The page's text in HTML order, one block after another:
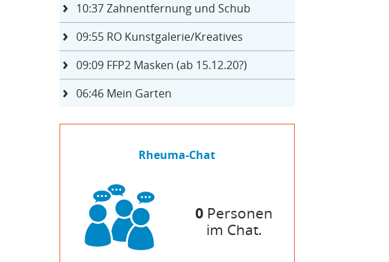
10:37Zahnentfernung und Schub
09:55RO Kunstgalerie/Kreatives
09:09FFP2 Masken (ab 15.12.20?)
06:46Mein Garten
Rheuma-Chat
0 Personen
im Chat.